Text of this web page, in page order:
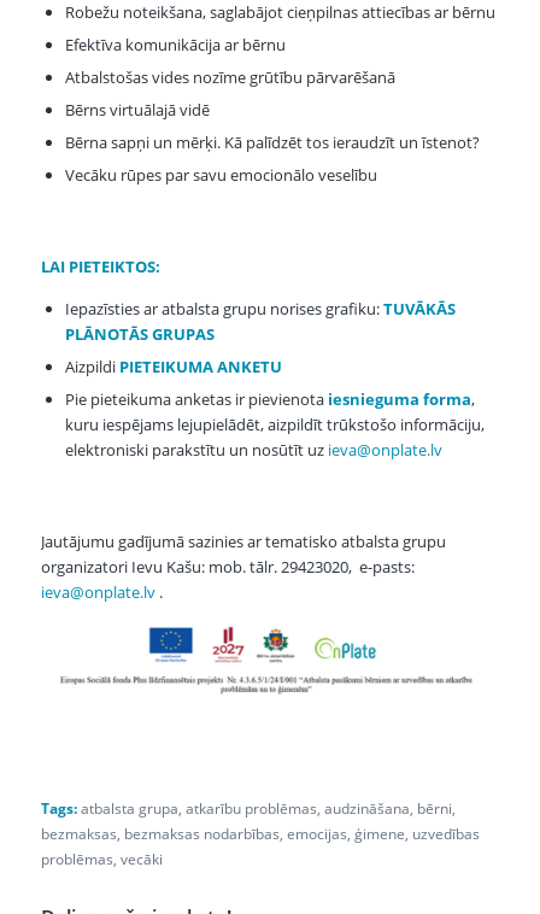
Robežu noteikšana, saglabājot cieņpilnas attiecības ar bērnu
Efektīva komunikācija ar bērnu
Atbalstošas vides nozīme grūtību pārvarēšanā
Bērns virtuālajā vidē
Bērna sapņi un mērķi. Kā palīdzēt tos ieraudzīt un īstenot?
Vecāku rūpes par savu emocionālo veselību
LAI PIETEIKTOS:
Iepazīsties ar atbalsta grupu norises grafiku:TUVĀKĀS
PLĀNOTĀS GRUPAS
Aizpildi PIETEIKUMA ANKETU
Pie pieteikuma anketas ir pievienota iesnieguma forma,
kuru iespējams lejupielādēt, aizpildīt trūkstošo informāciju,
elektroniski parakstītu un nosūtīt uz ieva@onplate.lv
Jautājumu gadījumā sazinies ar tematisko atbalsta grupu
organizatori Ievu Kašu: mob. tālr. 29423020, e-pasts:
ieva@onplate.lv.
Tags: atbalsta grupa, atkarību problēmas, audzināšana, bērni,
bezmaksas, bezmaksas nodarbības, emocijas, ģimene, uzvedības
problēmas, vecāki